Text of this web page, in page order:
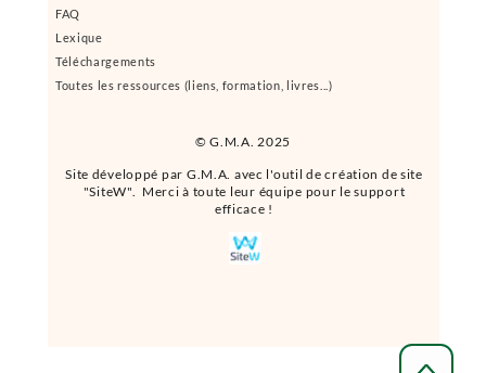
© G.M.A. 2025
Site développé par G.M.A. avec l'outil de création de site
"SiteW". Merci à toute leur équipe pour le support
efficace !
FAQ
Lexique
Téléchargements
Toutes les ressources (liens, formation, livres...)